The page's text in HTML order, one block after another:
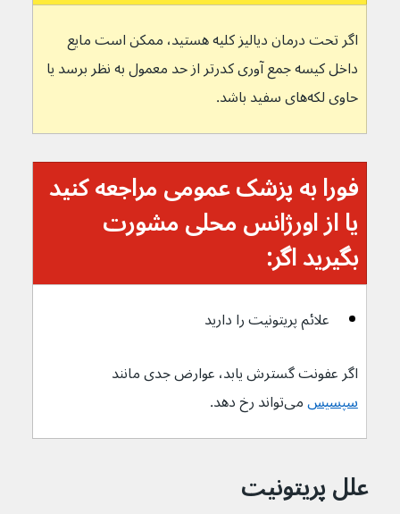
اگر تحت درمان دیالیز کلیه هستید، ممکن است مایع
داخل کیسه جمع آوری کدرتر از حد معمول به نظر برسد یا
حاوی لکه‌های سفید باشد.
فورا به پزشک عمومی مراجعه کنید
یا از اورژانس محلی مشورت
بگیرید اگر:
علائم پریتونیت را دارید
اگر عفونت گسترش یابد، عوارض جدی مانند
سپسیس می‌تواند رخ دهد.
علل پریتونیت